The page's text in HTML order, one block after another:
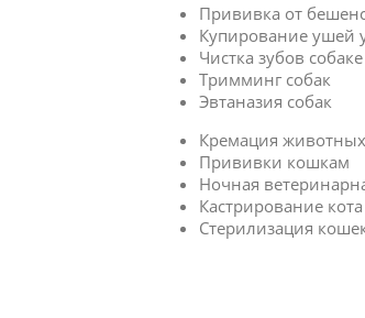
Прививка от
Купирование ушей
Чистка зубов
Тримминг собак
Эвтаназия собак
Кремация животных
Прививки кошкам
Ночная
Кастрирование
Стерилизация